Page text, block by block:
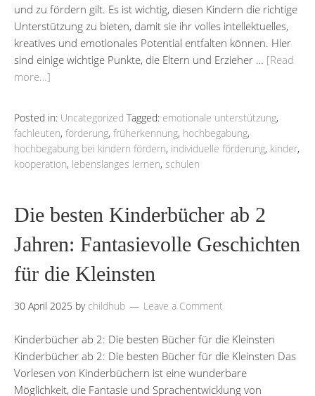
und zu fördern gilt. Es ist wichtig, diesen Kindern die richtige
Unterstützung zu bieten, damit sie ihr volles intellektuelles,
kreatives und emotionales Potential entfalten können. Hier
sind einige wichtige Punkte, die Eltern und Erzieher … [Read
more…]
Posted in: Uncategorized Tagged: emotionale unterstützung,
fachleuten, förderung, früherkennung, hochbegabung,
hochbegabung bei kindern fördern, individuelle förderung, kinder,
kooperation, lebenslanges lernen, schulen
Die besten Kinderbücher ab 2
Jahren: Fantasievolle Geschichten
für die Kleinsten
30 April 2025 by childhub Leave a Comment
Kinderbücher ab 2: Die besten Bücher für die Kleinsten
Kinderbücher ab 2: Die besten Bücher für die Kleinsten Das
Vorlesen von Kinderbüchern ist eine wunderbare
Möglichkeit, die Fantasie und Sprachentwicklung von